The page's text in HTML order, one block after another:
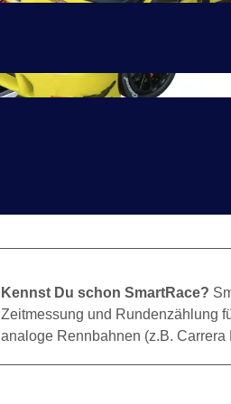
Kennst Du schon SmartRace?
Zeitmessung und Rundenzählung
analoge Rennbahnen (z.B. Carrera